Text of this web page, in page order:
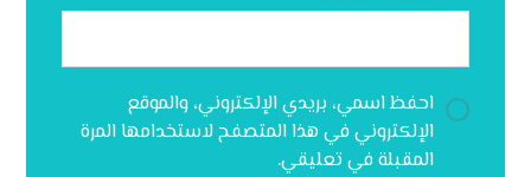
احفظ اسمي، بريدي الإلكتروني، والموقع
الإلكتروني في هذا المتصفح لاستخدامها المرة
المقبلة في تعليقي.